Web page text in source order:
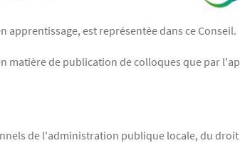
apprentissage, est représentée dans ce Conseil.
matière de publication de colloques que par
de l'administration publique locale, du